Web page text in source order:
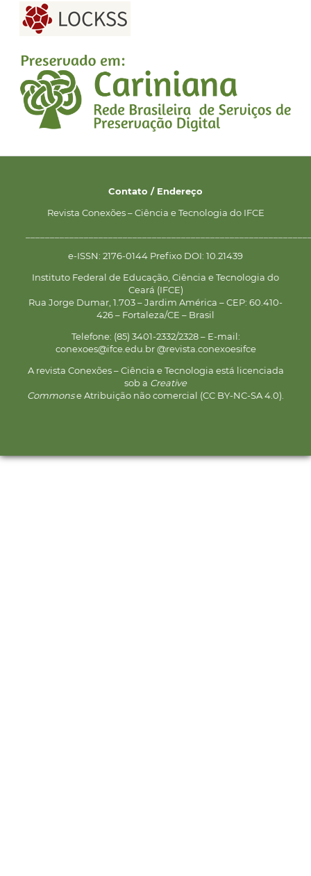
Contato / Endereço
Revista Conexões – Ciência e Tecnologia do IFCE
e-ISSN: 2176-0144 Prefixo DOI: 10.21439
Instituto Federal de Educação, Ciência e Tecnologia do
Ceará (IFCE)
Rua Jorge Dumar, 1.703 – Jardim América – CEP: 60.410-
426 – Fortaleza/CE – Brasil
Telefone: (85) 3401-2332/2328 – E-mail:
conexoes@ifce.edu.br @revista.conexoesifce
A revista Conexões – Ciência e Tecnologia está licenciada
sob a Creative
Commonse Atribuição não comercial (CC BY-NC-SA 4.0).